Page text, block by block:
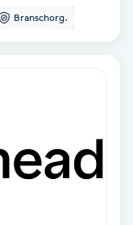
Branschorg.